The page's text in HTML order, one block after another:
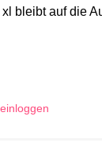
bleibt auf die
einloggen